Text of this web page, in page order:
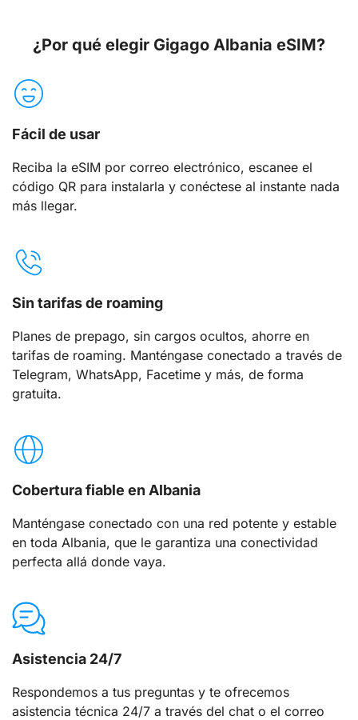
¿Por qué elegir Gigago Albania eSIM?
Fácil de usar
Reciba la eSIM por correo electrónico, escanee el
código QR para instalarla y conéctese al instante nada
más llegar.
Sin tarifas de roaming
Planes de prepago, sin cargos ocultos, ahorre en
tarifas de roaming. Manténgase conectado a través de
Telegram, WhatsApp, Facetime y más, de forma
gratuita.
Cobertura fiable en Albania
Manténgase conectado con una red potente y estable
en toda Albania, que le garantiza una conectividad
perfecta allá donde vaya.
Asistencia 24/7
Respondemos a tus preguntas y te ofrecemos
asistencia técnica 24/7 a través del chat o el correo